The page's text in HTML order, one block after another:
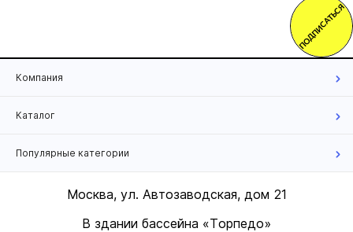
ПОДПИСАТЬСЯ
Компания
Каталог
Популярные категории
Москва, ул. Автозаводская, дом 21
В здании бассейна «Торпедо»